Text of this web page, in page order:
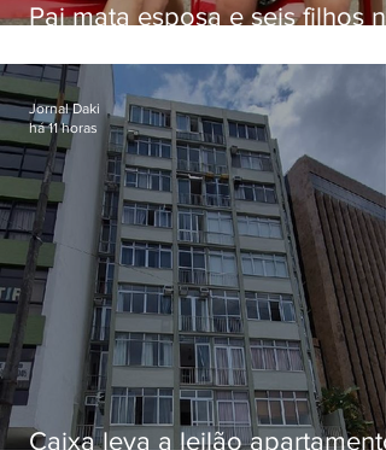
Pai mata esposa e seis filhos
Caixa leva a leilão apartamento
Jornal Daki
há 11 horas